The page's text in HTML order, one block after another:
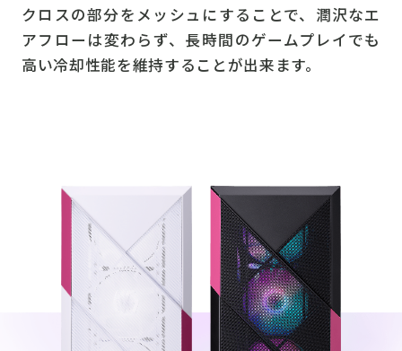
クロスの部分をメッシュにすることで、潤沢なエ
アフローは変わらず、長時間のゲームプレイでも
高い冷却性能を維持することが出来ます。